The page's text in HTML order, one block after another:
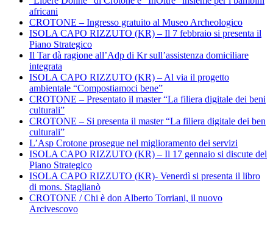
africani
CROTONE – Ingresso gratuito al Museo Archeologico
ISOLA CAPO RIZZUTO (KR) – Il 7 febbraio si presenta il
Piano Strategico
Il Tar dà ragione all’Adp di Kr sull’assistenza domiciliare
integrata
ISOLA CAPO RIZZUTO (KR) – Al via il progetto
ambientale “Compostiamoci bene”
CROTONE – Presentato il master “La filiera digitale dei beni
culturali”
CROTONE – Si presenta il master “La filiera digitale dei ben
culturali”
L’Asp Crotone prosegue nel miglioramento dei servizi
ISOLA CAPO RIZZUTO (KR) – Il 17 gennaio si discute del
Piano Strategico
ISOLA CAPO RIZZUTO (KR)- Venerdì si presenta il libro
di mons. Staglianò
CROTONE / Chi è don Alberto Torriani, il nuovo
Arcivescovo